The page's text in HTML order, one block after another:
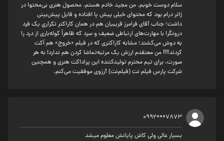
سلام دوست خوبم. من مجید خادم هستم. محصول هنری بی‌محتوا در
ژانر درام بود که محتوای خیلی پیش پا افتاده و قابل پیش‌بینی
داشت؛ جناب آقای فرامرز قریبیان هم در همان کاراکتر تکراریِ یک فرد
درونگرا با مهارت‌های ارتباطی ضعیف و سرد که ظاهراً کوله‌باری از درد را
به دوش می‌کشند؛ مشابه کاراکتری که در فیلم «خروج» هم اَکت
کردند‼‼ من معتقدم ارزش یک مرتبه‌تماشا کردن هم ندارد! به هر
صورت، برای تیم محترم تولیدکننده این پراداکت هنری و همچنین
شرکت پارس فیلم نت (فیلم‌نت) آرزوی موفقیت می‌کنم.
0992***7873
بسیار عالی ولی کاش پایانش معلوم میشد